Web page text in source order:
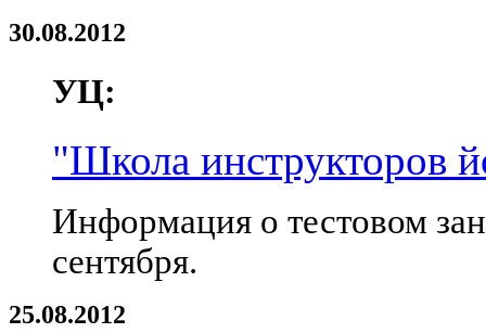
30.08.2012
УЦ:
"Школа инструкторов
Информация о тестовом
сентября.
25.08.2012